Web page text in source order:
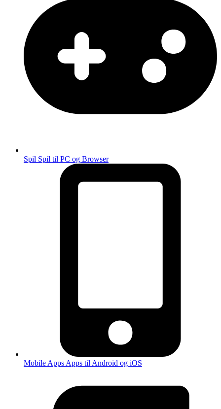
Spil Spil til PC og Browser
Mobile Apps Apps til Android og iOS